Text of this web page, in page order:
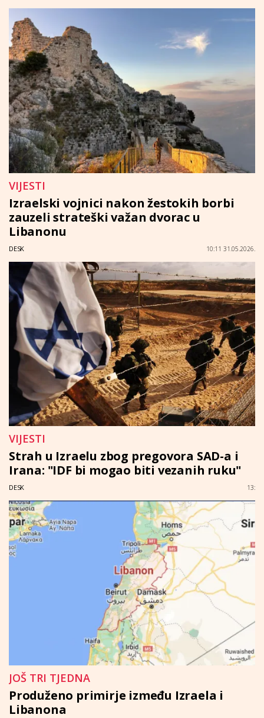
VIJESTI
Izraelski vojnici nakon žestokih borbi
zauzeli strateški važan dvorac u
Libanonu
DESK 10:11 31.05.2026.
VIJESTI
Strah u Izraelu zbog pregovora SAD-a i
Irana: "IDF bi mogao biti vezanih ruku"
DESK 13:
JOŠ TRI TJEDNA
Produženo primirje između Izraela i
Libanona